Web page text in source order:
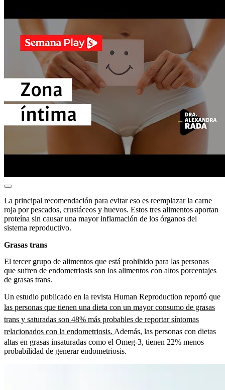
La principal recomendación para evitar eso es reemplazar la carne
roja por pescados, crustáceos y huevos. Estos tres alimentos aportan
proteína sin causar una mayor inflamación de los órganos del
sistema reproductivo.
Grasas trans
El tercer grupo de alimentos que está prohibido para las personas
que sufren de endometriosis son los alimentos con altos porcentajes
de grasas trans.
Un estudio publicado en la revista Human Reproduction reportó que
las personas que tienen una dieta con un mayor consumo de grasas
trans y saturadas son 48% más probables de reportar síntomas
relacionados con la endometriosis. Además, las personas con dietas
altas en grasas insaturadas como el Omeg-3, tienen 22% menos
probabilidad de generar endometriosis.